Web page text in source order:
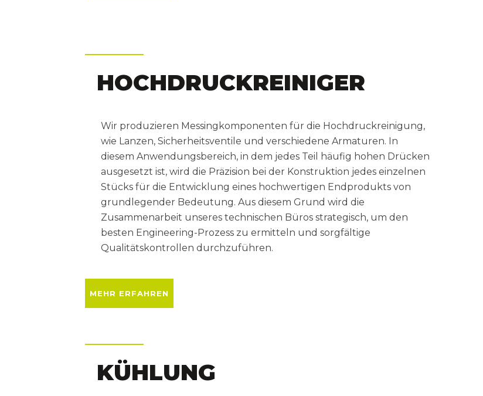
HOCHDRUCKREINIGER
Wir produzieren Messingkomponenten für die Hochdruckreinigung,
wie Lanzen, Sicherheitsventile und verschiedene Armaturen. In
diesem Anwendungsbereich, in dem jedes Teil häufig hohen Drücken
ausgesetzt ist, wird die Präzision bei der Konstruktion jedes einzelnen
Stücks für die Entwicklung eines hochwertigen Endprodukts von
grundlegender Bedeutung. Aus diesem Grund wird die
Zusammenarbeit unseres technischen Büros strategisch, um den
besten Engineering-Prozess zu ermitteln und sorgfältige
Qualitätskontrollen durchzuführen.
MEHR ERFAHREN
KÜHLUNG